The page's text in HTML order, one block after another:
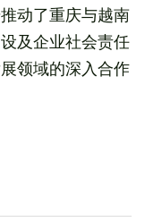
动了重庆与越南
及企业社会责任
领域的深入合作